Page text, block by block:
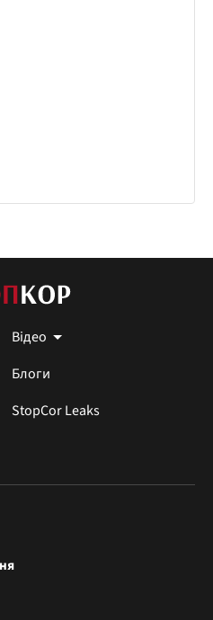
Відео
Блоги
StopCor Leaks